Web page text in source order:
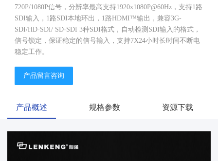
720P/1080P信号，分辨率最高支持1920x1080P@60Hz，支持1路
SDI输入，1路SDI本地环出，1路HDMI™输出，兼容3G-
SDI/HD-SDI/ SD-SDI 3种SDI格式，自动检测SDI输入的格式，
信号锁定，保证稳定的信号输入，支持7X24小时长时间不断电
稳定工作。
产品留言咨询
产品概述 规格参数 资源下载